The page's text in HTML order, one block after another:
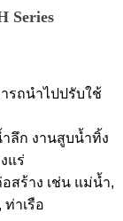
Series
รถนำไปปรับใช้
ลึก งานสูบน้ำทิ้ง
แร่
สร้าง เช่น แม่น้ำ,
าเรือ